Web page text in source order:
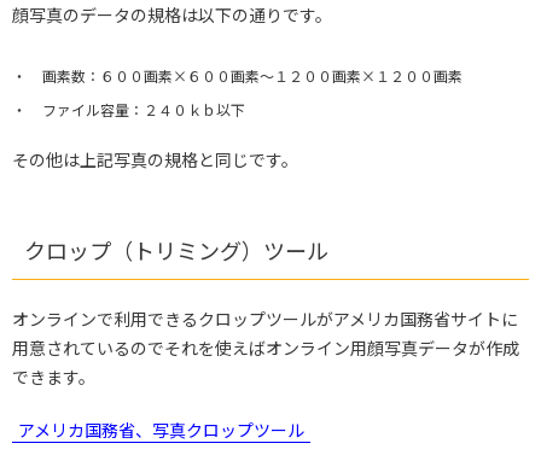
顔写真のデータの規格は以下の通りです。
画素数：６００画素×６００画素～１２００画素×１２００画素
ファイル容量：２４０ｋｂ以下
その他は上記写真の規格と同じです。
クロップ（トリミング）ツール
オンラインで利用できるクロップツールがアメリカ国務省サイトに
用意されているのでそれを使えばオンライン用顔写真データが作成
できます。
アメリカ国務省、写真クロップツール